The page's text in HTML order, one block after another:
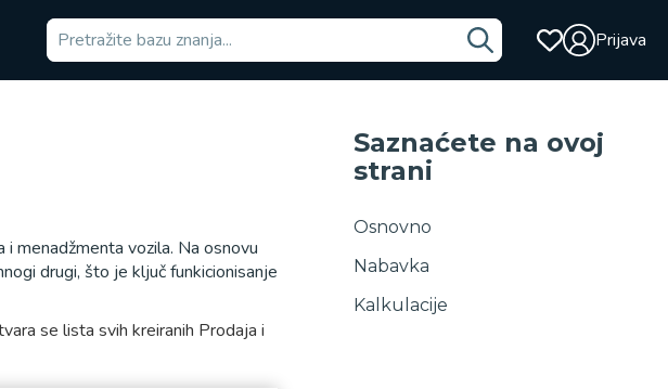
Prijava
Saznaćete na ovoj
strani
Osnovno
Nabavka
Kalkulacije
menadžmenta vozila. Na osnovu
drugi, što je ključ funkicionisanje
se lista svih kreiranih Prodaja i